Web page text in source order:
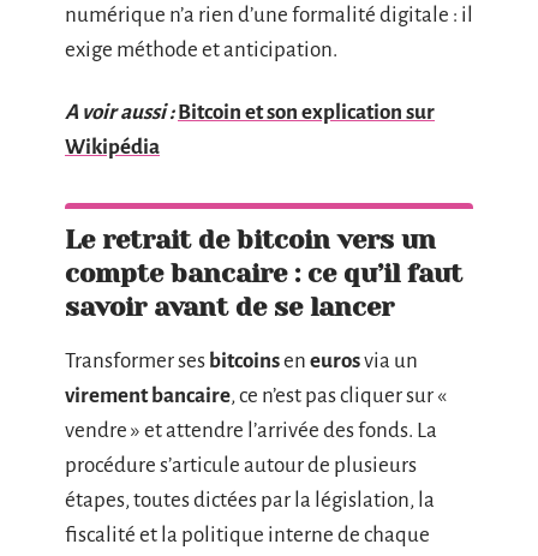
numérique n’a rien d’une formalité digitale : il
exige méthode et anticipation.
A voir aussi : Bitcoin et son explication sur
Wikipédia
Le retrait de bitcoin vers un
compte bancaire : ce qu’il faut
savoir avant de se lancer
Transformer ses bitcoinsen eurosvia un
virement bancaire, ce n’est pas cliquer sur «
vendre » et attendre l’arrivée des fonds. La
procédure s’articule autour de plusieurs
étapes, toutes dictées par la législation, la
fiscalité et la politique interne de chaque